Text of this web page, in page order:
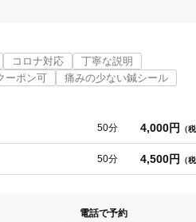
会　吉田嗣先生」のもとで学ぶ
　山下詢」のもとで学ぶ
療の大家　中村憲雄先生」のもとで学ぶ
学ぶ
コロナ対応
丁寧な説明
ーポン可
痛みの少ない鍼シール
50分 4,000円 （
50分 4,500円 （
電話で予約